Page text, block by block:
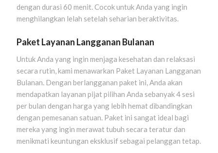
dengan durasi 60 menit. Cocok untuk Anda yang ingin
menghilangkan lelah setelah seharian beraktivitas.
Paket Layanan Langganan Bulanan
Untuk Anda yang ingin menjaga kesehatan dan relaksasi
secara rutin, kami menawarkan Paket Layanan Langganan
Bulanan. Dengan berlangganan paket ini, Anda akan
mendapatkan layanan pijat pilihan Anda sebanyak 4 sesi
per bulan dengan harga yang lebih hemat dibandingkan
dengan pemesanan satuan. Paket ini sangat ideal bagi
mereka yang ingin merawat tubuh secara teratur dan
menikmati keuntungan eksklusif sebagai pelanggan tetap.